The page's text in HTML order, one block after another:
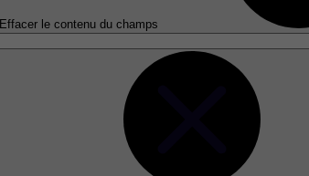
Effacer le contenu du champs